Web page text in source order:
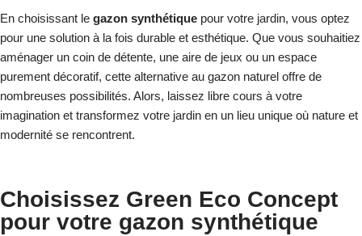
En choisissant le gazon synthétique pour votre jardin, vous optez
pour une solution à la fois durable et esthétique. Que vous souhaitiez
aménager un coin de détente, une aire de jeux ou un espace
purement décoratif, cette alternative au gazon naturel offre de
nombreuses possibilités. Alors, laissez libre cours à votre
imagination et transformez votre jardin en un lieu unique où nature et
modernité se rencontrent.
Choisissez Green Eco Concept
pour votre gazon synthétique